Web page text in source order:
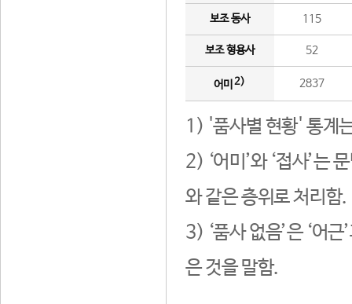
보조 동사 115
보조 형용사 52
어미 2) 2837
1) '품사별 현황' 통계
2) ‘어미’와 ‘접사’는
와 같은 층위로 처리함.
3) ‘품사 없음’은 ‘어
은 것을 말함.